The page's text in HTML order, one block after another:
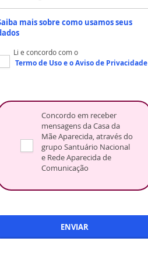
mais sobre como usamos seus
Li e concordo com o
Termo de Usoe oAviso de Privacidade
Concordo em receber
mensagens da Casa da
Mãe Aparecida, através do
grupo Santuário Nacional
e Rede Aparecida de
Comunicação
ENVIAR